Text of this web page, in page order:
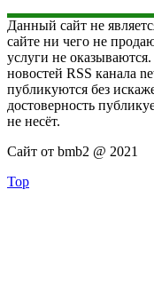
Данный сайт не
сайте ни чего не
услуги не
новостей RSS канала
публикуются без
достоверность
не несёт.
Сайт от bmb2 @ 2021
Top